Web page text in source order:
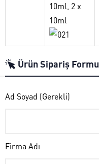
10ml, 2 x
10ml
Ürün Sipariş Formu
Ad Soyad (Gerekli)
Firma Adı